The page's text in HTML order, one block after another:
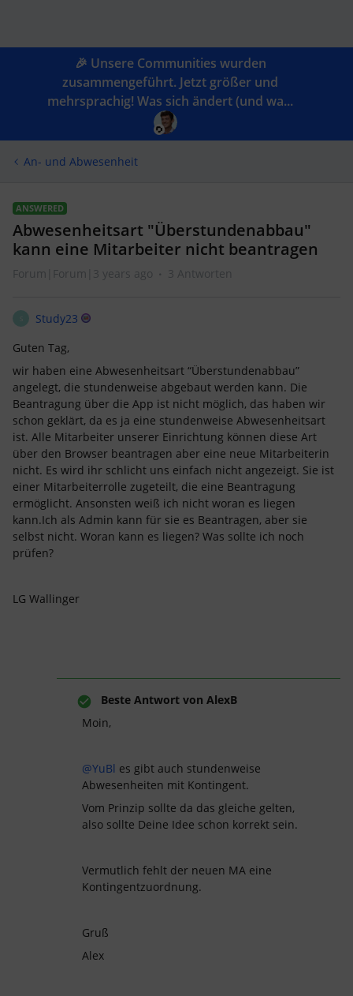
🎉 Unsere Communities wurden
zusammengeführt. Jetzt größer und
mehrsprachig! Was sich ändert (und wa...
An- und Abwesenheit
ANSWERED
Abwesenheitsart "Überstundenabbau"
kann eine Mitarbeiter nicht beantragen
Forum|Forum|3 years ago 3 Antworten
Study23
Guten Tag,
wir haben eine Abwesenheitsart “Überstundenabbau”
angelegt, die stundenweise abgebaut werden kann. Die
Beantragung über die App ist nicht möglich, das haben wir
schon geklärt, da es ja eine stundenweise Abwesenheitsart
ist. Alle Mitarbeiter unserer Einrichtung können diese Art
über den Browser beantragen aber eine neue Mitarbeiterin
nicht. Es wird ihr schlicht uns einfach nicht angezeigt. Sie ist
einer Mitarbeiterrolle zugeteilt, die eine Beantragung
ermöglicht. Ansonsten weiß ich nicht woran es liegen
kann.Ich als Admin kann für sie es Beantragen, aber sie
selbst nicht. Woran kann es liegen? Was sollte ich noch
prüfen?
LG Wallinger
Beste Antwort von AlexB
Moin,
@YuBl es gibt auch stundenweise
Abwesenheiten mit Kontingent.
Vom Prinzip sollte da das gleiche gelten,
also sollte Deine Idee schon korrekt sein.
Vermutlich fehlt der neuen MA eine
Kontingentzuordnung.
Gruß
Alex